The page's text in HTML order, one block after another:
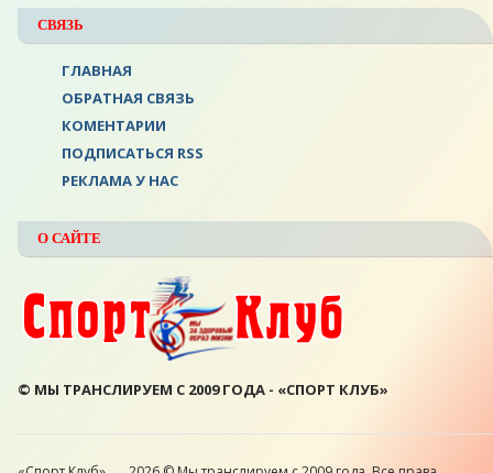
СВЯЗЬ
ГЛАВНАЯ
ОБРАТНАЯ СВЯЗЬ
КОМЕНТАРИИ
ПОДПИСАТЬСЯ RSS
РЕКЛАМА У НАС
О САЙТЕ
© МЫ ТРАНСЛИРУЕМ С 2009 ГОДА - «СПОРТ КЛУБ»